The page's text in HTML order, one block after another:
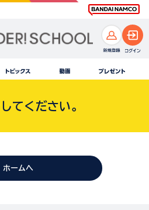
てください。
ホームへ